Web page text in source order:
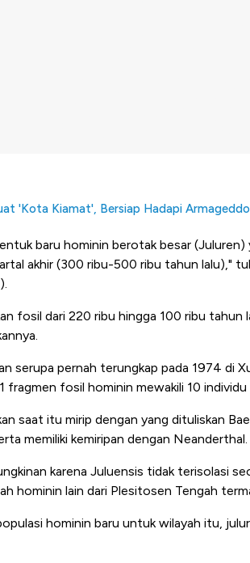
'Kota Kiamat', Bersiap Hadapi
baru hominin berotak besar
akhir (300 ribu-500 ribu tahun lalu),"
fosil dari 220 ribu hingga 100 ribu tahun
serupa pernah terungkap pada 1974 di
fragmen fosil hominin mewakili 10 individu
saat itu mirip dengan yang dituliskan
memiliki kemiripan dengan Neanderthal.
karena Juluensis tidak terisolasi
hominin lain dari Plesitosen Tengah
hominin baru untuk wilayah itu,